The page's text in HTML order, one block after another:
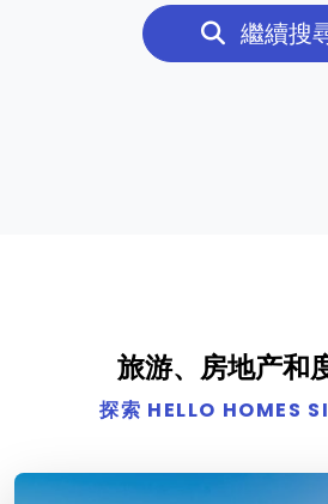
繼續搜
旅游、房地产和
探索 HELLO HOMES